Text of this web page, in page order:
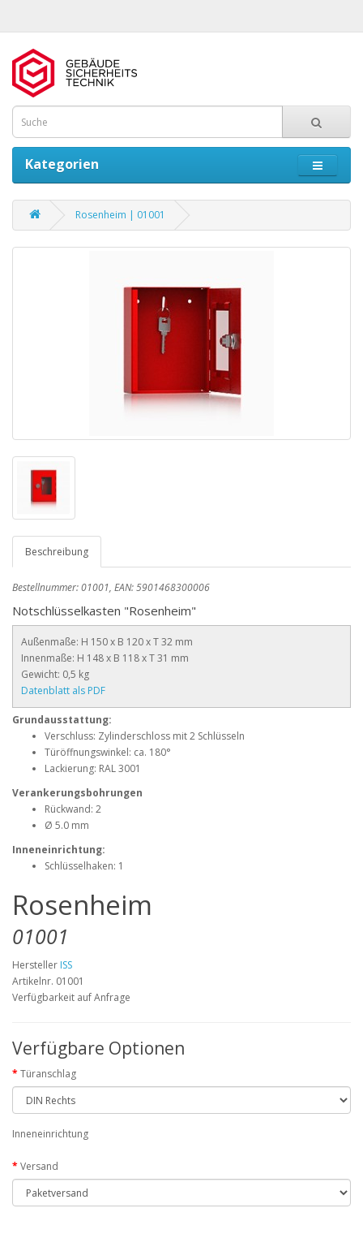
Kategorien
Rosenheim | 01001
Beschreibung
Bestellnummer: 01001, EAN: 5901468300006
Notschlüsselkasten "Rosenheim"
Außenmaße: H 150 x B 120 x T 32 mm
Innenmaße: H 148 x B 118 x T 31 mm
Gewicht: 0,5 kg
Datenblatt als PDF
Grundausstattung:
Verschluss: Zylinderschloss mit 2 Schlüsseln
Türöffnungswinkel: ca. 180°
Lackierung: RAL 3001
Verankerungsbohrungen
Rückwand: 2
Ø 5.0 mm
Inneneinrichtung:
Schlüsselhaken: 1
Rosenheim
01001
Hersteller ISS
Artikelnr. 01001
Verfügbarkeit auf Anfrage
Verfügbare Optionen
Türanschlag
Inneneinrichtung
Versand